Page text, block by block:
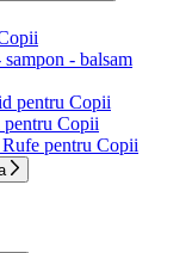
- balsam
pentru Copii
pentru Copii
pentru Copii